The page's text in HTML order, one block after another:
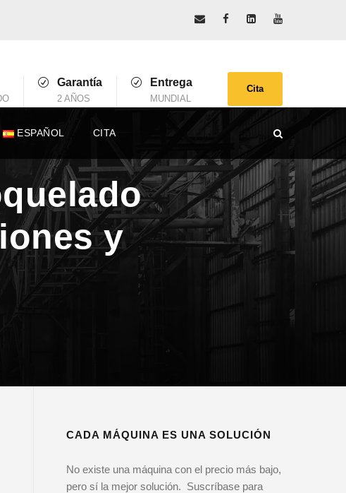
Garantía
2 AÑOS
Entrega
MUNDIAL
Cita
ESPAÑOL CITA
y
CADA MÁQUINA ES UNA SOLUCIÓN
No existe una máquina con el precio más bajo,
pero sí la mejor solución. Suscríbase para